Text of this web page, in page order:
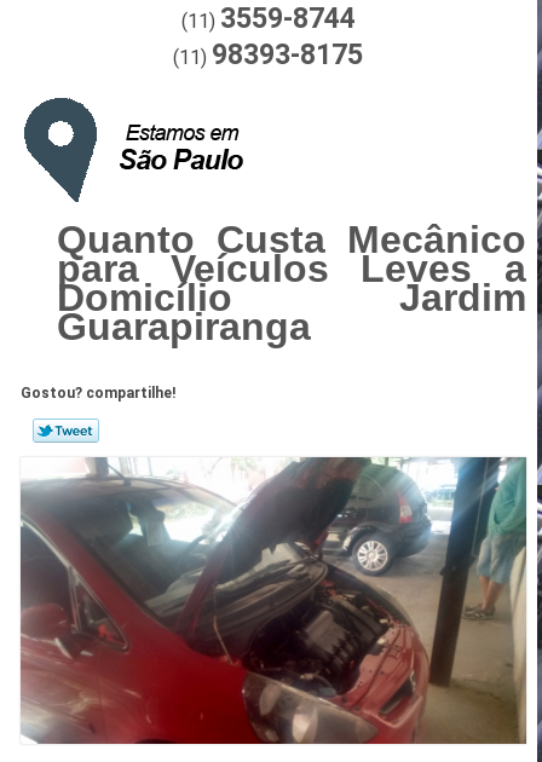
(11) 3559-8744
(11) 98393-8175
Quanto Custa Mecânico
para Veículos Leves a
Domicílio Jardim
Guarapiranga
Gostou? compartilhe!